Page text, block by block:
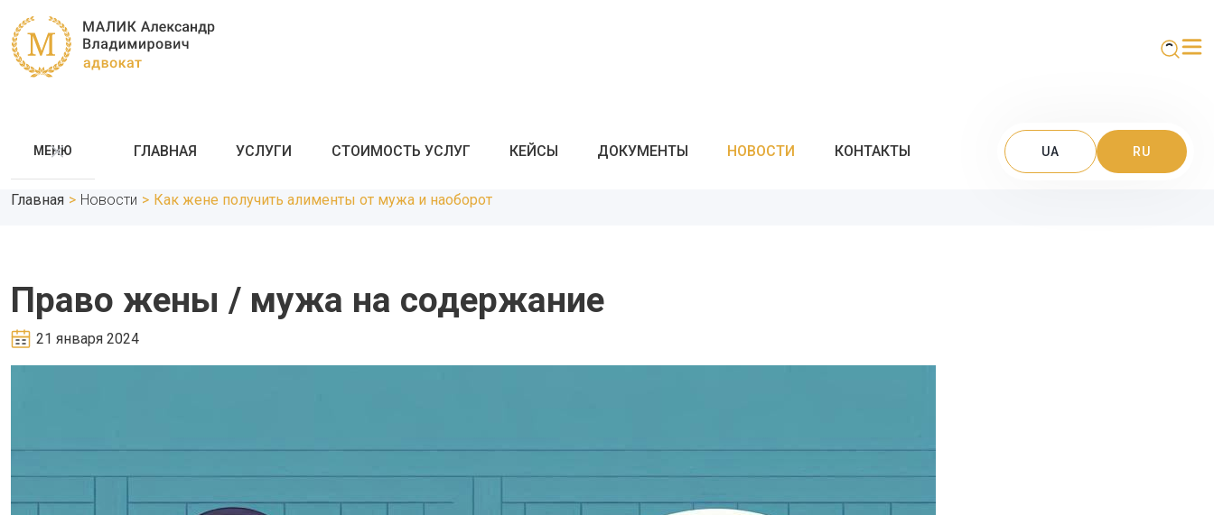
МЕНЮ ГЛАВНАЯ УСЛУГИ СТОИМОСТЬ УСЛУГ КЕЙСЫ ДОКУМЕНТЫ НОВОСТИ КОНТАКТЫ UA RU
Главная > Новости > Как жене получить алименты от мужа и наоборот
Право жены / мужа на содержание
21 января 2024